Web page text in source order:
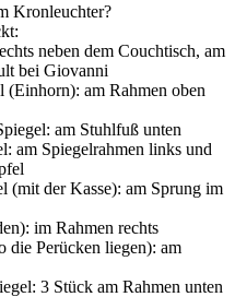
Kronleuchter?
neben dem Couchtisch, am
bei Giovanni
(Einhorn): am Rahmen oben
am Stuhlfuß unten
am Spiegelrahmen links und
(mit der Kasse): am Sprung im
im Rahmen rechts
Perücken liegen): am
3 Stück am Rahmen unten